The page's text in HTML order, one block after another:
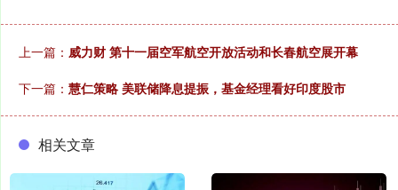
上一篇： 威力财 第十一届空军航空开放活动和长春航空展开幕
下一篇： 慧仁策略 美联储降息提振，基金经理看好印度股市
相关文章